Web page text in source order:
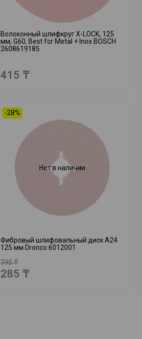
Волоконный шлифкруг X-LOCK, 125
мм, G60, Best for Metal + Inox BOSCH
2608619185
415 ₸
Нет в наличии
-28%
Фибровый шлифовальный диск A24
125 мм Dronco 6012001
395 ₸
285 ₸